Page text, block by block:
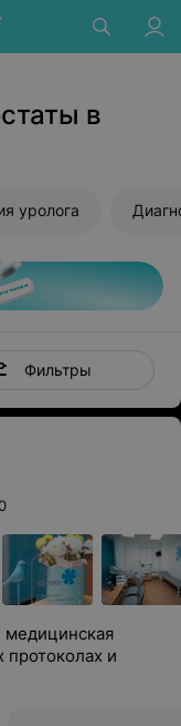
в
уролога
Фильтры
протоколах и